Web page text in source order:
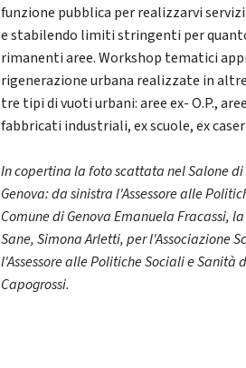
funzione pubblica per realizzarvi
e stabilendo limiti stringenti per
rimanenti aree. Workshop tematici
rigenerazione urbana realizzate in
tre tipi di vuoti urbani: aree ex- O.P.,
fabbricati industriali, ex scuole, ex
In copertina la foto scattata nel Salone
Genova: da sinistra l'Assessore alle
Comune di Genova Emanuela Fracassi,
Sane, Simona Arletti, per l'Associazione
l'Assessore alle Politiche Sociali e Sanità
Capogrossi.